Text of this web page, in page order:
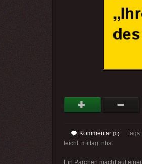
Kommentar (0)
leicht mittag nba
Ein Pärchen macht auf